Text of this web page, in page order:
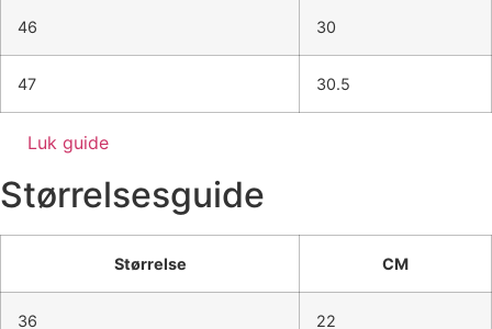
46 30
47 30.5
Luk guide
Størrelsesguide
Størrelse CM
36 22